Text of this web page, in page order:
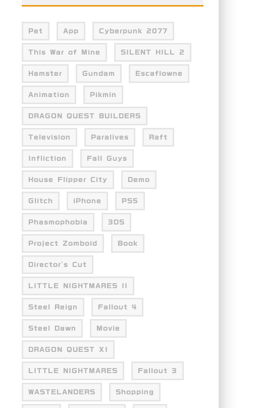
Pet App Cyberpunk 2077
This War of Mine SILENT HILL 2
Hamster Gundam Escaflowne
Animation Pikmin
DRAGON QUEST BUILDERS
Television Paralives Raft
Infliction Fall Guys
House Flipper City Demo
Glitch iPhone PS5
Phasmophobia 3DS
Project Zomboid Book
Director's Cut
LITTLE NIGHTMARES II
Steel Reign Fallout 4
Steel Dawn Movie
DRAGON QUEST XI
LITTLE NIGHTMARES Fallout 3
WASTELANDERS Shopping